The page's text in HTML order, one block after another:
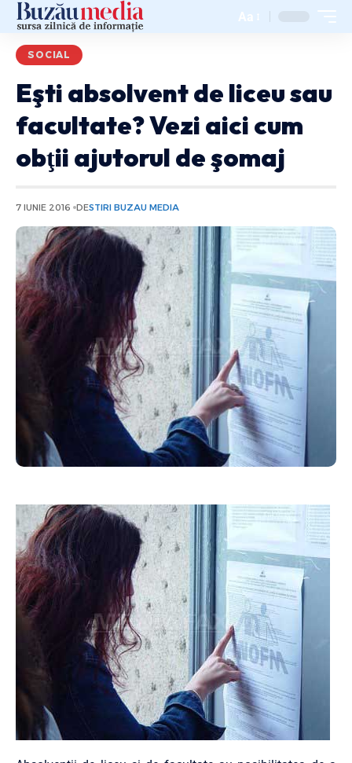
Aa
SOCIAL
Eşti absolvent de liceu sau
facultate? Vezi aici cum
obţii ajutorul de şomaj
7 IUNIE 2016 DESTIRI BUZAU MEDIA